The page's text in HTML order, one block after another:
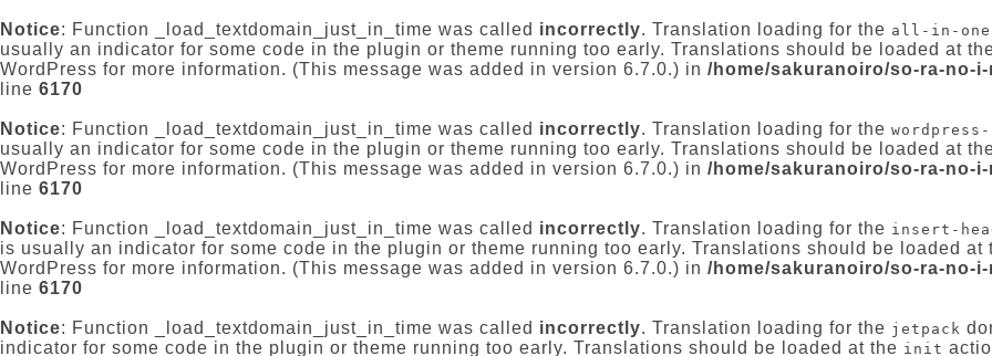
Notice: Function _load_textdomain_just_in_time was called incorrectly. Translation loading for the all-in-
usually an indicator for some code in the plugin or theme running too early. Translations should be loaded at
WordPress for more information. (This message was added in version 6.7.0.) in /home/sakuranoiro/so-ra-no-
line 6170
Notice: Function _load_textdomain_just_in_time was called incorrectly. Translation loading for the
usually an indicator for some code in the plugin or theme running too early. Translations should be loaded at
WordPress for more information. (This message was added in version 6.7.0.) in /home/sakuranoiro/so-ra-no-
line 6170
Notice: Function _load_textdomain_just_in_time was called incorrectly. Translation loading for the insert-
is usually an indicator for some code in the plugin or theme running too early. Translations should be loaded at
WordPress for more information. (This message was added in version 6.7.0.) in /home/sakuranoiro/so-ra-no-
line 6170
Notice: Function _load_textdomain_just_in_time was called incorrectly. Translation loading for the jetpack
indicator for some code in the plugin or theme running too early. Translations should be loaded at the init